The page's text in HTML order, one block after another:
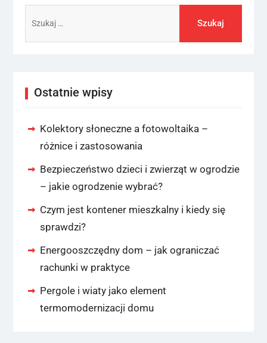
Ostatnie wpisy
Kolektory słoneczne a fotowoltaika –
różnice i zastosowania
Bezpieczeństwo dzieci i zwierząt w ogrodzie
– jakie ogrodzenie wybrać?
Czym jest kontener mieszkalny i kiedy się
sprawdzi?
Energooszczędny dom – jak ograniczać
rachunki w praktyce
Pergole i wiaty jako element
termomodernizacji domu